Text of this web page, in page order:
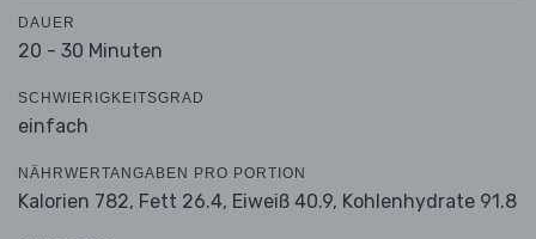
DAUER
20 - 30 Minuten
SCHWIERIGKEITSGRAD
einfach
NÄHRWERTANGABEN PRO PORTION
Kalorien 782, Fett 26.4, Eiweiß 40.9, Kohlenhydrate 91.8